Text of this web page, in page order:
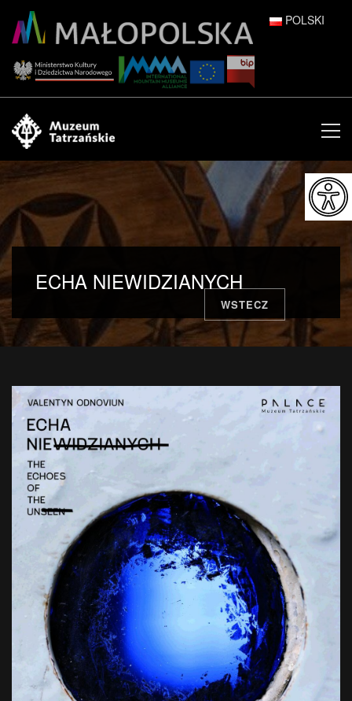
POLSKI
ENGLISH
ESPAÑOL
FRANÇAIS
ITALIANO
日本語
ECHA NIEWIDZIANYCH
WSTECZ